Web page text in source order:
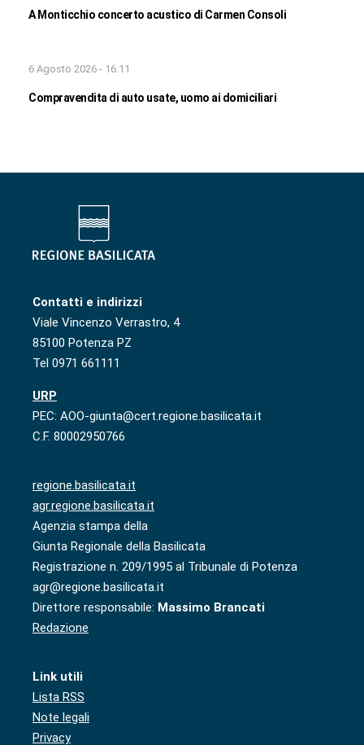
A Monticchio concerto acustico di Carmen Consoli
6 Agosto 2026 - 16:11
Compravendita di auto usate, uomo ai domiciliari
Contatti e indirizzi
Viale Vincenzo Verrastro, 4
85100 Potenza PZ
Tel 0971 661111
URP
PEC: AOO-giunta@cert.regione.basilicata.it
C.F. 80002950766
regione.basilicata.it
agr.regione.basilicata.it
Agenzia stampa della
Giunta Regionale della Basilicata
Registrazione n. 209/1995 al Tribunale di Potenza
agr@regione.basilicata.it
Direttore responsabile: Massimo Brancati
Redazione
Link utili
Lista RSS
Note legali
Privacy